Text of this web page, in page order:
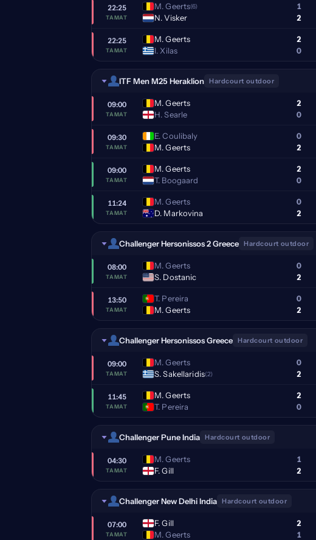
22:25
TAMAT
M. Geerts(6)
N. Visker
1
2
22:25
TAMAT
M. Geerts
I. Xilas
2
0
ITF Men M25 Heraklion Hardcourt outdoor
09:00
TAMAT
M. Geerts
H. Searle
2
0
09:30
TAMAT
E. Coulibaly
M. Geerts
0
2
09:00
TAMAT
M. Geerts
T. Boogaard
2
0
11:24
TAMAT
M. Geerts
D. Markovina
0
2
Challenger Hersonissos 2 Greece Hardcourt outdoor
08:00
TAMAT
M. Geerts
S. Dostanic
0
2
13:50
TAMAT
T. Pereira
M. Geerts
0
2
Challenger Hersonissos Greece Hardcourt outdoor
09:00
TAMAT
M. Geerts
S. Sakellaridis(2)
0
2
11:45
TAMAT
M. Geerts
T. Pereira
2
0
Challenger Pune India Hardcourt outdoor
04:30
TAMAT
M. Geerts
F. Gill
1
2
Challenger New Delhi India Hardcourt outdoor
07:00
TAMAT
F. Gill
M. Geerts
2
1